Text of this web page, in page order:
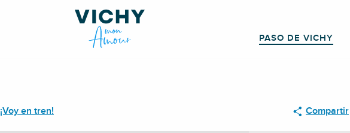
PASO DE VICHY
¡Voy en tren! Compartir